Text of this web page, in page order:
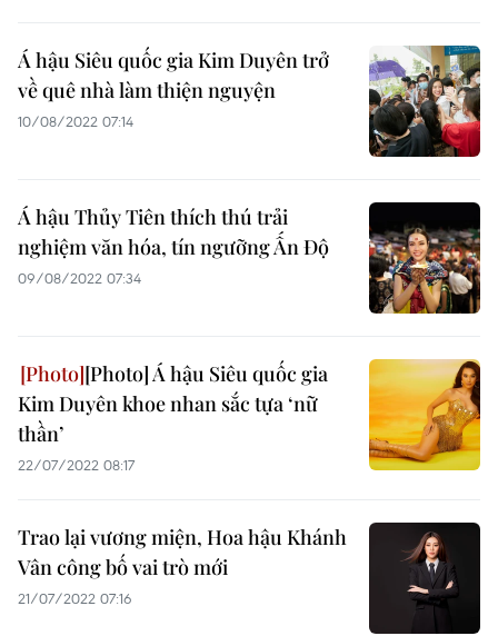
Á hậu Siêu quốc gia Kim Duyên trở
về quê nhà làm thiện nguyện
10/08/2022 07:14
Á hậu Thủy Tiên thích thú trải
nghiệm văn hóa, tín ngưỡng Ấn Độ
09/08/2022 07:34
[Photo] Á hậu Siêu quốc gia
Kim Duyên khoe nhan sắc tựa ‘nữ
thần’
22/07/2022 08:17
Trao lại vương miện, Hoa hậu Khánh
Vân công bố vai trò mới
21/07/2022 07:16